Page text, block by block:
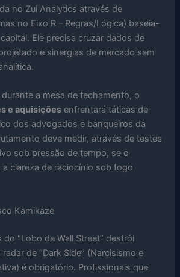
no Zui Analytics através de
no Eixo R – Regras/Lógica) baseia-
Ele precisa cruzar dados de
e sinergias de mercado sem
a mesa de fechamento, o
e aquisições enfrentará táticas de
dos advogados e banqueiros da
deve medir, através de testes
sob pressão de tempo, se o
clareza de raciocínio sob fogo
Kamikaze
“Lobo de Wall Street” destrói
de “Dark Side” (Narcisismo e
é obrigatório. Profissionais que